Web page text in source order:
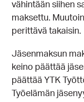
vähintään siihen
maksettu.
perittävä takaisin.
Jäsenmaksun
keino päättää
päättää YTK
Työelämän